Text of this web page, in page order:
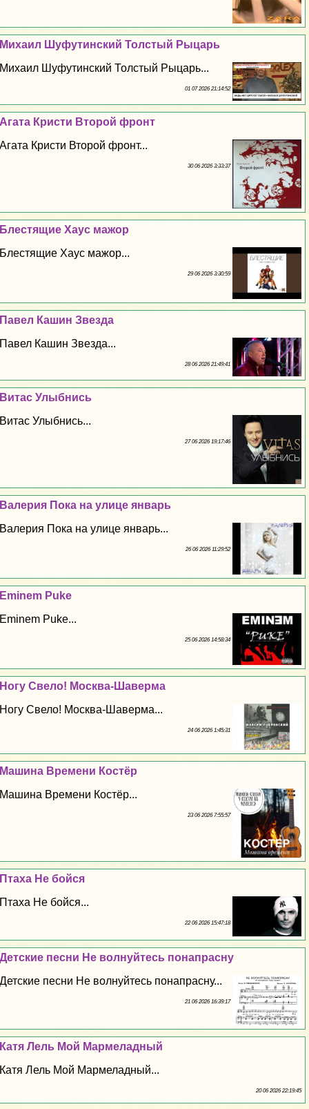
Михаил Шуфутинский Толстый Рыцарь
Михаил Шуфутинский Толстый Рыцарь...
01 07 2026 21:14:52
Агата Кристи Второй фронт
Агата Кристи Второй фронт...
30 06 2026 3:33:37
Блестящие Хаус мажор
Блестящие Хаус мажор...
29 06 2026 3:30:59
Павел Кашин Звезда
Павел Кашин Звезда...
28 06 2026 21:49:41
Витас Улыбнись
Витас Улыбнись...
27 06 2026 19:17:46
Валерия Пока на улице январь
Валерия Пока на улице январь...
26 06 2026 11:29:52
Eminem Puke
Eminem Puke...
25 06 2026 14:58:34
Ногу Свело! Москва-Шаверма
Ногу Свело! Москва-Шаверма...
24 06 2026 1:45:31
Машина Времени Костёр
Машина Времени Костёр...
23 06 2026 7:55:57
Птаха Не бойся
Птаха Не бойся...
22 06 2026 15:47:18
Детские песни Не волнуйтесь понапрасну
Детские песни Не волнуйтесь понапрасну...
21 06 2026 16:39:17
Катя Лель Мой Мармеладный
Катя Лель Мой Мармеладный...
20 06 2026 22:19:45